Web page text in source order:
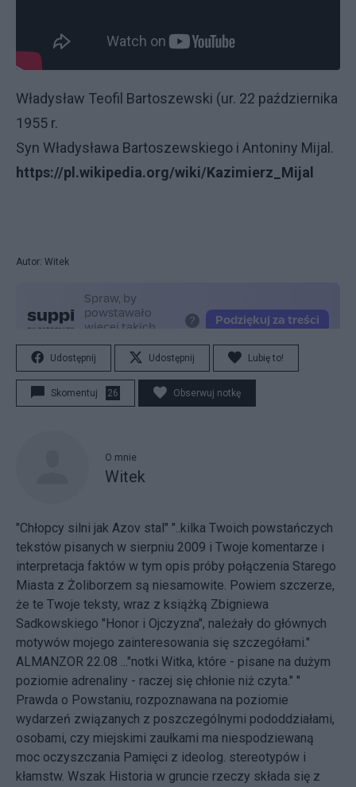
Władysław Teofil Bartoszewski (ur. 22 października
1955 r.
Syn Władysława Bartoszewskiego i Antoniny Mijal.
https://pl.wikipedia.org/wiki/Kazimierz_Mijal
Autor: Witek
Udostępnij Udostępnij Lubię to!
Skomentuj 26 Obserwuj notkę
O mnie
Witek
"Chłopcy silni jak Azov stal" "..kilka Twoich powstańczych
tekstów pisanych w sierpniu 2009 i Twoje komentarze i
interpretacja faktów w tym opis próby połączenia Starego
Miasta z Żoliborzem są niesamowite. Powiem szczerze,
że te Twoje teksty, wraz z książką Zbigniewa
Sadkowskiego "Honor i Ojczyzna", należały do głównych
motywów mojego zainteresowania się szczegółami."
ALMANZOR 22.08 ..."notki Witka, które - pisane na dużym
poziomie adrenaliny - raczej się chłonie niż czyta." "
Prawda o Powstaniu, rozpoznawana na poziomie
wydarzeń związanych z poszczególnymi pododdziałami,
osobami, czy miejskimi zaułkami ma niespodziewaną
moc oczyszczania Pamięci z ideolog. stereotypów i
kłamstw. Wszak Historia w gruncie rzeczy składa się z